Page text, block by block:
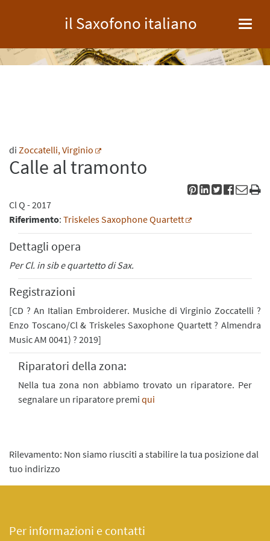
il Saxofono italiano
di Zoccatelli, Virginio
Calle al tramonto
Cl Q - 2017
Riferimento: Triskeles Saxophone Quartett
Dettagli opera
Per Cl. in sib e quartetto di Sax.
Registrazioni
[CD ? An Italian Embroiderer. Musiche di Virginio Zoccatelli ?
Enzo Toscano/Cl & Triskeles Saxophone Quartett ? Almendra
Music AM 0041) ? 2019]
Riparatori della zona:
Nella tua zona non abbiamo trovato un riparatore. Per
segnalare un riparatore premi qui
Rilevamento: Non siamo riusciti a stabilire la tua posizione dal
tuo indirizzo
Per informazioni e contatti